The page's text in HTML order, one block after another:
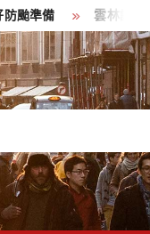
雲林調解委員貢獻獲肯定